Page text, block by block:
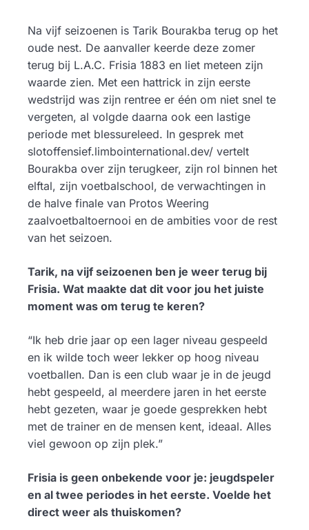
Na vijf seizoenen is Tarik Bourakba terug op het
oude nest. De aanvaller keerde deze zomer
terug bij L.A.C. Frisia 1883 en liet meteen zijn
waarde zien. Met een hattrick in zijn eerste
wedstrijd was zijn rentree er één om niet snel te
vergeten, al volgde daarna ook een lastige
periode met blessureleed. In gesprek met
slotoffensief.limbointernational.dev/ vertelt
Bourakba over zijn terugkeer, zijn rol binnen het
elftal, zijn voetbalschool, de verwachtingen in
de halve finale van Protos Weering
zaalvoetbaltoernooi en de ambities voor de rest
van het seizoen.
Tarik, na vijf seizoenen ben je weer terug bij
Frisia. Wat maakte dat dit voor jou het juiste
moment was om terug te keren?
“Ik heb drie jaar op een lager niveau gespeeld
en ik wilde toch weer lekker op hoog niveau
voetballen. Dan is een club waar je in de jeugd
hebt gespeeld, al meerdere jaren in het eerste
hebt gezeten, waar je goede gesprekken hebt
met de trainer en de mensen kent, ideaal. Alles
viel gewoon op zijn plek.”
Frisia is geen onbekende voor je: jeugdspeler
en al twee periodes in het eerste. Voelde het
direct weer als thuiskomen?